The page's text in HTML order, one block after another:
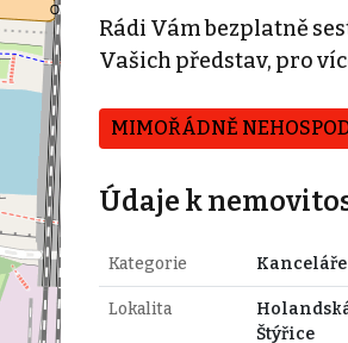
Rádi Vám bezplatně
Vašich představ, pro
MIMOŘÁDNĚ
Údaje k
Kategorie Kanceláře
Lokalita
Štýřice